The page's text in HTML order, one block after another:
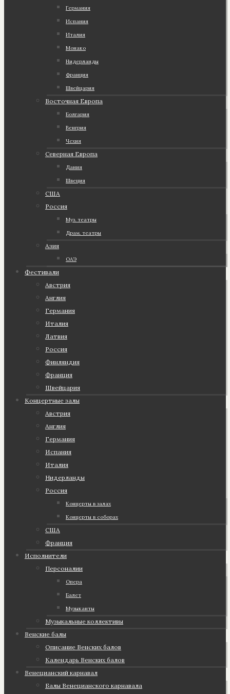
Германия
Испания
Италия
Монако
Нидерланды
Франция
Швейцария
Восточная Европа
Болгария
Венгрия
Чехия
Северная Европа
Дания
Швеция
США
Россия
Муз. театры
Драм. театры
Азия
ОАЭ
Фестивали
Австрия
Англия
Германия
Италия
Латвия
Россия
Финляндия
Франция
Швейцария
Концертные залы
Австрия
Англия
Германия
Испания
Италия
Нидерланды
Россия
Концерты в залах
Концерты в соборах
США
Франция
Исполнители
Персоналии
Опера
Балет
Музыканты
Музыкальные коллективы
Венские балы
Описание Венских балов
Календарь Венских балов
Венецианский карнавал
Балы Венецианского карнавала